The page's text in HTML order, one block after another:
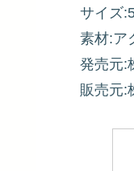
サイズ
素材:ア
発売元:
販売元: